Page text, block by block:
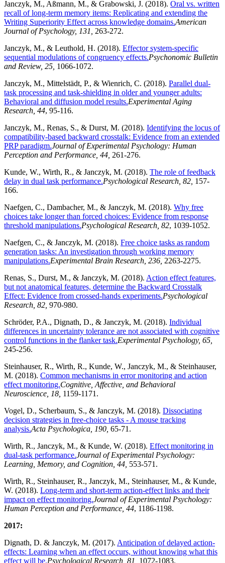
Janczyk, M., Aßmann, M., & Grabowski, J. (2018). Oral vs. written
recall of long-term memory items: Replicating and extending the
Writing Superiority Effect across knowledge domains.American
Journal of Psychology, 131, 263-272.
Janczyk, M., & Leuthold, H. (2018). Effector system-specific
sequential modulations of congruency effects.Psychonomic Bulletin
and Review, 25, 1066-1072.
Janczyk, M., Mittelstädt, P., & Wienrich, C. (2018). Parallel dual-
task processing and task-shielding in older and younger adults:
Behavioral and diffusion model results.Experimental Aging
Research, 44, 95-116.
Janczyk, M., Renas, S., & Durst, M. (2018). Identifying the locus of
compatibility-based backward crosstalk: Evidence from an extended
PRP paradigm.Journal of Experimental Psychology: Human
Perception and Performance, 44, 261-276.
Kunde, W., Wirth, R., & Janczyk, M. (2018). The role of feedback
delay in dual task performance.Psychological Research, 82, 157-
166.
Naefgen, C., Dambacher, M., & Janczyk, M. (2018). Why free
choices take longer than forced choices: Evidence from response
threshold manipulations.Psychological Research, 82, 1039-1052.
Naefgen, C., & Janczyk, M. (2018). Free choice tasks as random
generation tasks: An investigation through working memory
manipulations.Experimental Brain Research, 236, 2263-2275.
Renas, S., Durst, M., & Janczyk, M. (2018). Action effect features,
but not anatomical features, determine the Backward Crosstalk
Effect: Evidence from crossed-hands experiments.Psychological
Research, 82, 970-980.
Schröder, P.A., Dignath, D., & Janczyk, M. (2018). Individual
differences in uncertainty tolerance are not associated with cognitive
control functions in the flanker task.Experimental Psychology, 65,
245-256.
Steinhauser, R., Wirth, R., Kunde, W., Janczyk, M., & Steinhauser,
M. (2018). Common mechanisms in error monitoring and action
effect monitoring.Cognitive, Affective, and Behavioral
Neuroscience, 18, 1159-1171.
Vogel, D., Scherbaum, S., & Janczyk, M. (2018). Dissociating
decision strategies in free-choice tasks - A mouse tracking
analysis.Acta Psychologica, 190, 65-71.
Wirth, R., Janczyk, M., & Kunde, W. (2018). Effect monitoring in
dual-task performance.Journal of Experimental Psychology:
Learning, Memory, and Cognition, 44, 553-571.
Wirth, R., Steinhauser, R., Janczyk, M., Steinhauser, M., & Kunde,
W. (2018). Long-term and short-term action-effect links and their
impact on effect monitoring.Journal of Experimental Psychology:
Human Perception and Performance, 44, 1186-1198.
2017:
Dignath, D. & Janczyk, M. (2017). Anticipation of delayed action-
effects: Learning when an effect occurs, without knowing what this
effect will be.Psychological Research, 81, 1072-1083.